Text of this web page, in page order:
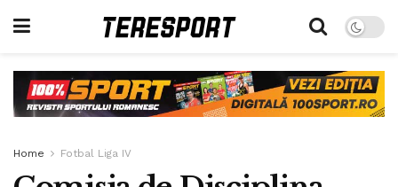
Home Fotbal Liga IV